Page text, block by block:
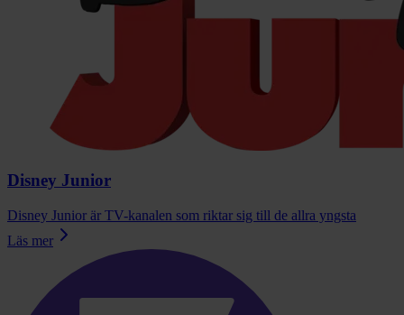
Disney Junior
Disney Junior är TV-kanalen som riktar sig till de allra yngsta
Läs mer